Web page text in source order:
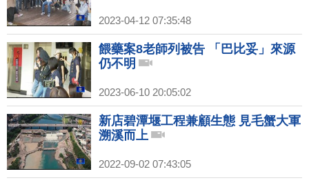
2023-04-12 07:35:48
餵藥案8老師列被告 「巴比妥」來源
仍不明
2023-06-10 20:05:02
新店碧潭堰工程兼顧生態 見毛蟹大軍
溯溪而上
2022-09-02 07:43:05